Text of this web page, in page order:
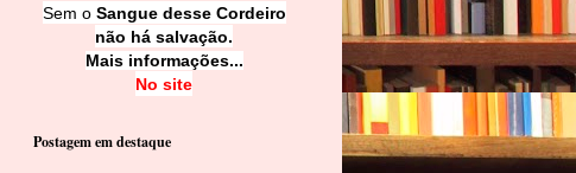
Sem o Sangue desse Cordeiro
não há salvação.
Mais informações...
No site
Postagem em destaque